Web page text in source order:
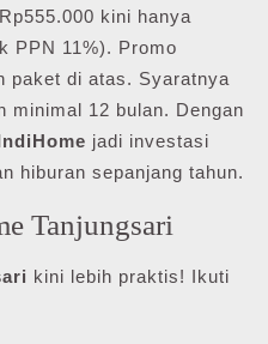
kini hanya
PPN 11%). Promo
paket di atas. Syaratnya
minimal 12 bulan. Dengan
jadi investasi
hiburan sepanjang tahun.
Tanjungsari
kini lebih praktis! Ikuti